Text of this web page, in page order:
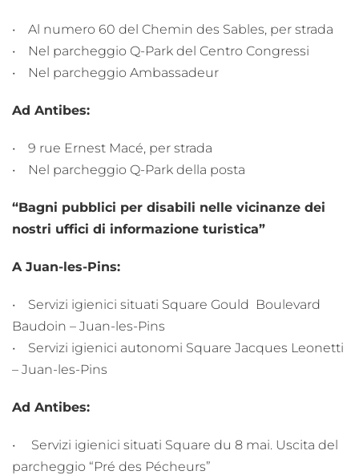
• Al numero 60 del Chemin des Sables, per strada
• Nel parcheggio Q-Park del Centro Congressi
• Nel parcheggio Ambassadeur
Ad Antibes:
• 9 rue Ernest Macé, per strada
• Nel parcheggio Q-Park della posta
“Bagni pubblici per disabili nelle vicinanze dei
nostri uffici di informazione turistica”
A Juan-les-Pins:
• Servizi igienici situati Square Gould Boulevard
Baudoin – Juan-les-Pins
• Servizi igienici autonomi Square Jacques Leonetti
– Juan-les-Pins
Ad Antibes:
• Servizi igienici situati Square du 8 mai. Uscita del
parcheggio “Pré des Pécheurs”